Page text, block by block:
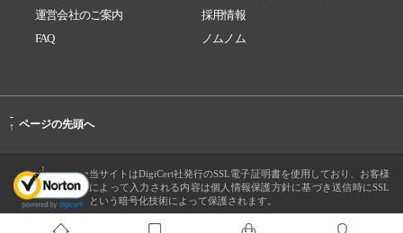
運営会社のご案内
採用情報
FAQ
ノムノム
-
↑ ページの先頭へ
当サイトはDigiCert社発行のSSL電子証明書を使用しており、お客様
によって入力される内容は個人情報保護方針に基づき送信時にSSL
という暗号化技術によって保護されます。